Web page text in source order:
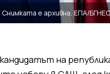
Снимката е архивна, ЕПА/БГНЕС
на